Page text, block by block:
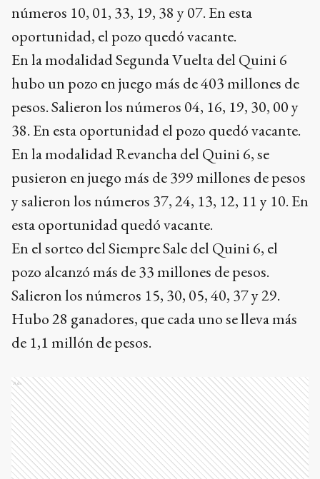
números 10, 01, 33, 19, 38 y 07. En esta
oportunidad, el pozo quedó vacante.
En la modalidad Segunda Vuelta del Quini 6
hubo un pozo en juego más de 403 millones de
pesos. Salieron los números 04, 16, 19, 30, 00 y
38. En esta oportunidad el pozo quedó vacante.
En la modalidad Revancha del Quini 6, se
pusieron en juego más de 399 millones de pesos
y salieron los números 37, 24, 13, 12, 11 y 10. En
esta oportunidad quedó vacante.
En el sorteo del Siempre Sale del Quini 6, el
pozo alcanzó más de 33 millones de pesos.
Salieron los números 15, 30, 05, 40, 37 y 29.
Hubo 28 ganadores, que cada uno se lleva más
de 1,1 millón de pesos.
Ads